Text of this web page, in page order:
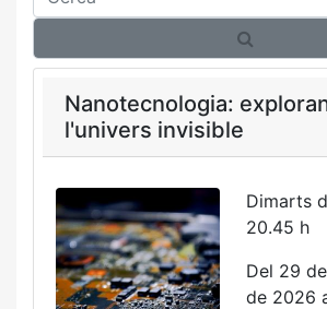
Nanotecnologia:
l'univers invisible
Dimarts
20.45 h
Del 29
de 2026